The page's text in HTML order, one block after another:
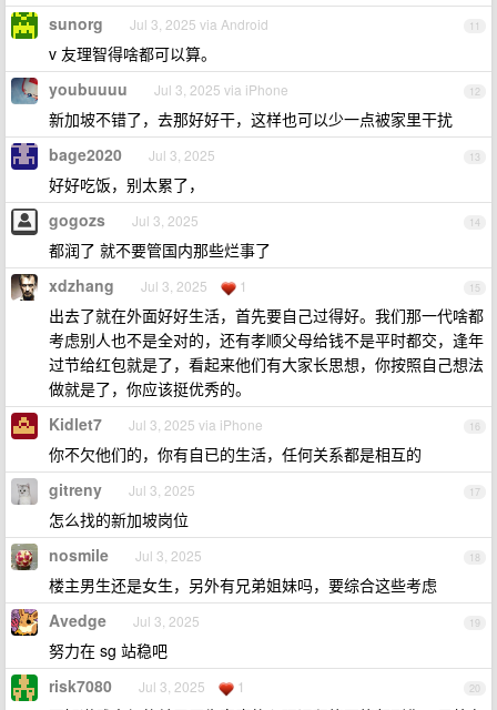
11
sunorg Jul 3, 2025 via Android
v 友理智得啥都可以算。
12
youbuuuu Jul 3, 2025 via iPhone
新加坡不错了，去那好好干，这样也可以少一点被家里干扰
13
bage2020 Jul 3, 2025
好好吃饭，别太累了，
14
gogozs Jul 3, 2025
都润了 就不要管国内那些烂事了
15
xdzhang Jul 3, 2025 1
出去了就在外面好好生活，首先要自己过得好。我们那一代啥都
考虑别人也不是全对的，还有孝顺父母给钱不是平时都交，逢年
过节给红包就是了，看起来他们有大家长思想，你按照自己想法
做就是了，你应该挺优秀的。
16
Kidlet7 Jul 3, 2025 via iPhone
你不欠他们的，你有自已的生活，任何关系都是相互的
17
gitreny Jul 3, 2025
怎么找的新加坡岗位
18
nosmile Jul 3, 2025
楼主男生还是女生，另外有兄弟姐妹吗，要综合这些考虑
19
Avedge Jul 3, 2025
努力在 sg 站稳吧
20
risk7080 Jul 3, 2025 1